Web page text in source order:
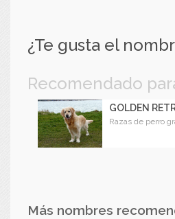
¿Te gusta el
Recomendado
GOLDEN
Razas de perro
Más nombres